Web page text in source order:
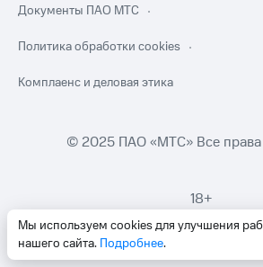
Мы используем cookies для улучшения
нашего сайта. Подробнее.
Документы ПАО МТС
Политика обработки cookies
Комплаенс и деловая этика
© 2025 ПАО «МТС» Все
18+